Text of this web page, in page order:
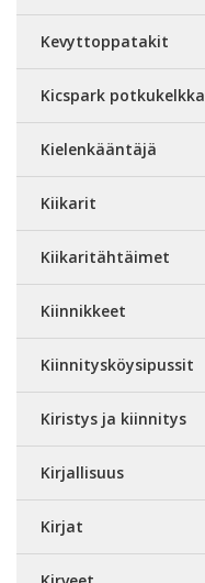
Kevyttoppatakit
Kicspark potkukelkka
Kielenkääntäjä
Kiikarit
Kiikaritähtäimet
Kiinnikkeet
Kiinnitysköysipussit
Kiristys ja kiinnitys
Kirjallisuus
Kirjat